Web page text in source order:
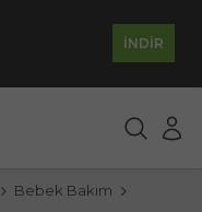
İNDİR
Bebek Bakım